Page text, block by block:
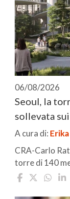
06/08/2026
Seoul, la
sollevata
A cura di:
CRA-Carlo
torre di 140